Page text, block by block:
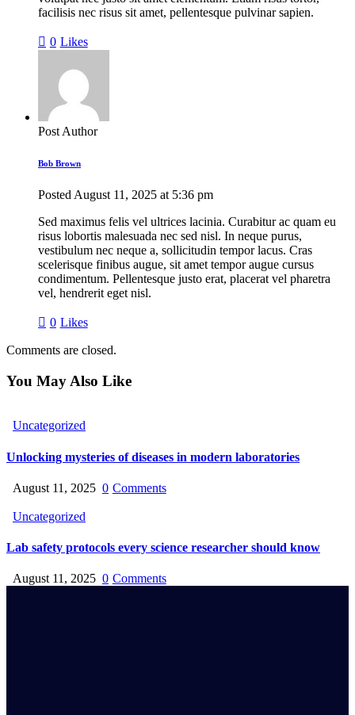
facilisis nec risus sit amet, pellentesque pulvinar sapien.
0 Likes
Post Author
Bob Brown
Posted August 11, 2025 at 5:36 pm
Sed maximus felis vel ultrices lacinia. Curabitur ac quam eu
risus lobortis malesuada nec sed nisl. In neque purus,
vestibulum nec neque a, sollicitudin tempor lacus. Cras
scelerisque finibus augue, sit amet tempor augue cursus
condimentum. Pellentesque justo erat, placerat vel pharetra
vel, hendrerit eget nisl.
0 Likes
Comments are closed.
You May Also Like
Uncategorized
Unlocking mysteries of diseases in modern laboratories
August 11, 2025 0 Comments
Uncategorized
Lab safety protocols every science researcher should know
August 11, 2025 0 Comments